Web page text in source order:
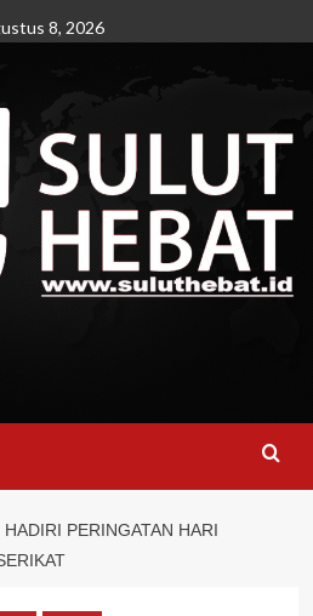
8, 2026
HADIRI PERINGATAN HARI